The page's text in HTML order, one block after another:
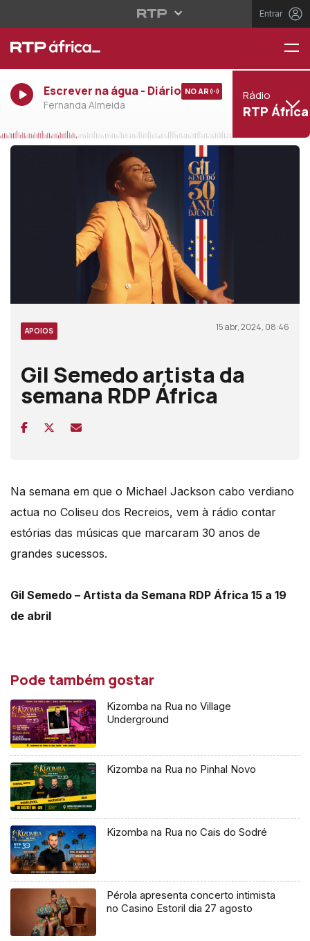
Entrar
Escrever na água - Diário
Fernanda Almeida
NO AR Rádio
RTP África
APOIOS 15 abr, 2024, 08:46
Gil Semedo artista da
semana RDP África
Na semana em que o Michael Jackson cabo verdiano
actua no Coliseu dos Recreios, vem à rádio contar
estórias das músicas que marcaram 30 anos de
grandes sucessos.
Gil Semedo – Artista da Semana RDP África 15 a 19
de abril
Pode também gostar
Kizomba na Rua no Village
Underground
Kizomba na Rua no Pinhal Novo
Kizomba na Rua no Cais do Sodré
Pérola apresenta concerto intimista
no Casino Estoril dia 27 agosto